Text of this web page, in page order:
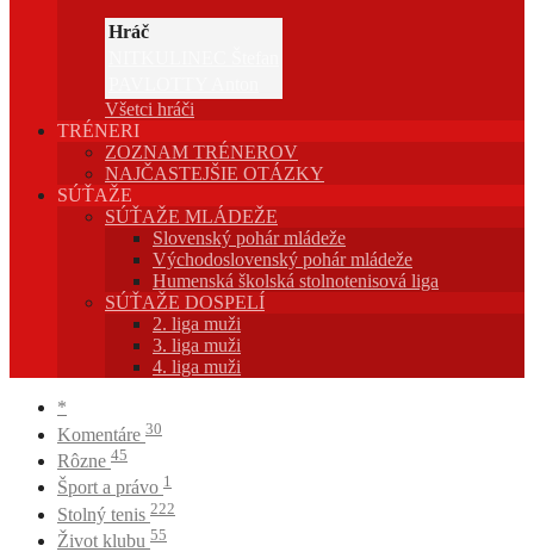
Hráč
Všetci hráči
TRÉNERI
ZOZNAM TRÉNEROV
NAJČASTEJŠIE OTÁZKY
SÚŤAŽE
SÚŤAŽE MLÁDEŽE
Slovenský pohár mládeže
Východoslovenský pohár mládeže
Humenská školská stolnotenisová liga
SÚŤAŽE DOSPELÍ
2. liga muži
3. liga muži
4. liga muži
*
Komentáre 30
Rôzne 45
Šport a právo 1
Stolný tenis 222
Život klubu 55